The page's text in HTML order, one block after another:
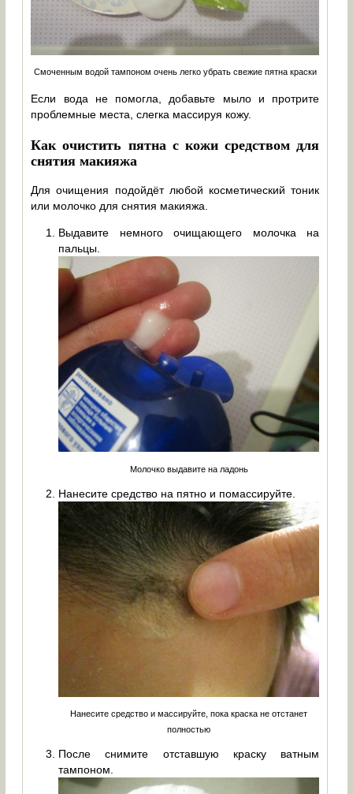
Смоченным водой тампоном очень легко убрать свежие пятна краски
Если вода не помогла, добавьте мыло и протрите
проблемные места, слегка массируя кожу.
Как очистить пятна с кожи средством для
снятия макияжа
Для очищения подойдёт любой косметический тоник
или молочко для снятия макияжа.
Выдавите немного очищающего молочка на
пальцы.
Молочко выдавите на ладонь
Нанесите средство на пятно и помассируйте.
Нанесите средство и массируйте, пока краска не отстанет
полностью
После снимите отставшую краску ватным
тампоном.